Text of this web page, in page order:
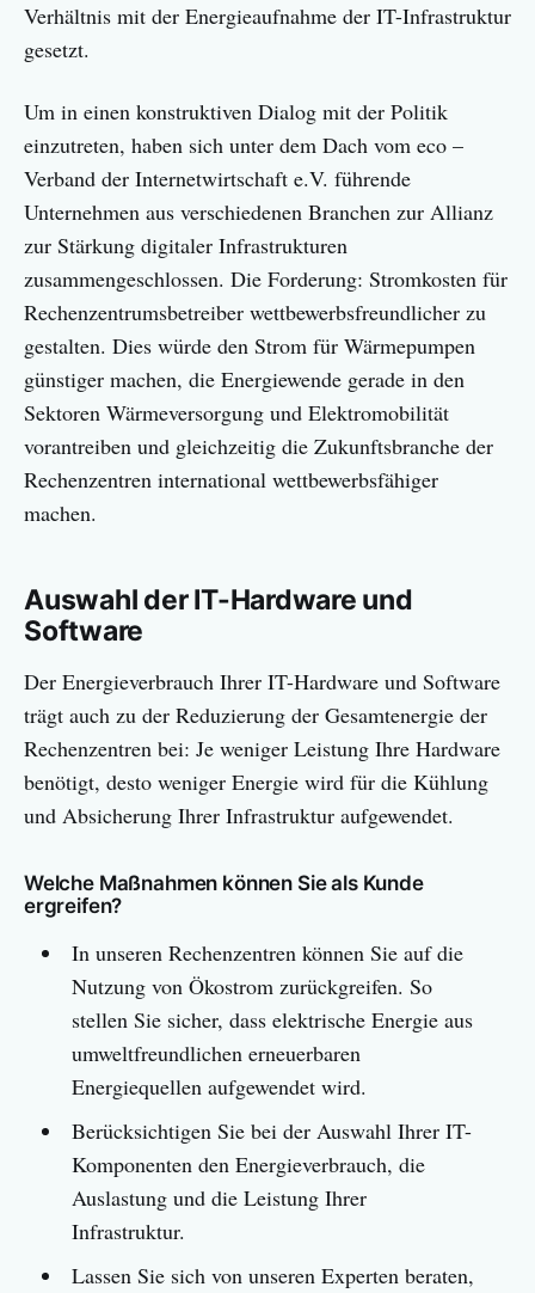
Verhältnis mit der Energieaufnahme der IT-Infrastruktur
gesetzt.
Um in einen konstruktiven Dialog mit der Politik
einzutreten, haben sich unter dem Dach vom eco –
Verband der Internetwirtschaft e.V. führende
Unternehmen aus verschiedenen Branchen zur Allianz
zur Stärkung digitaler Infrastrukturen
zusammengeschlossen. Die Forderung: Stromkosten für
Rechenzentrumsbetreiber wettbewerbsfreundlicher zu
gestalten. Dies würde den Strom für Wärmepumpen
günstiger machen, die Energiewende gerade in den
Sektoren Wärmeversorgung und Elektromobilität
vorantreiben und gleichzeitig die Zukunftsbranche der
Rechenzentren international wettbewerbsfähiger
machen.
Auswahl der IT-Hardware und
Software
Der Energieverbrauch Ihrer IT-Hardware und Software
trägt auch zu der Reduzierung der Gesamtenergie der
Rechenzentren bei: Je weniger Leistung Ihre Hardware
benötigt, desto weniger Energie wird für die Kühlung
und Absicherung Ihrer Infrastruktur aufgewendet.
Welche Maßnahmen können Sie als Kunde
ergreifen?
In unseren Rechenzentren können Sie auf die
Nutzung von Ökostrom zurückgreifen. So
stellen Sie sicher, dass elektrische Energie aus
umweltfreundlichen erneuerbaren
Energiequellen aufgewendet wird.
Berücksichtigen Sie bei der Auswahl Ihrer IT-
Komponenten den Energieverbrauch, die
Auslastung und die Leistung Ihrer
Infrastruktur.
Lassen Sie sich von unseren Experten beraten,